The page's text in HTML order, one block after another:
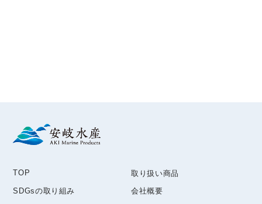
TOP
取り扱い商品
SDGsの取り組み
会社概要